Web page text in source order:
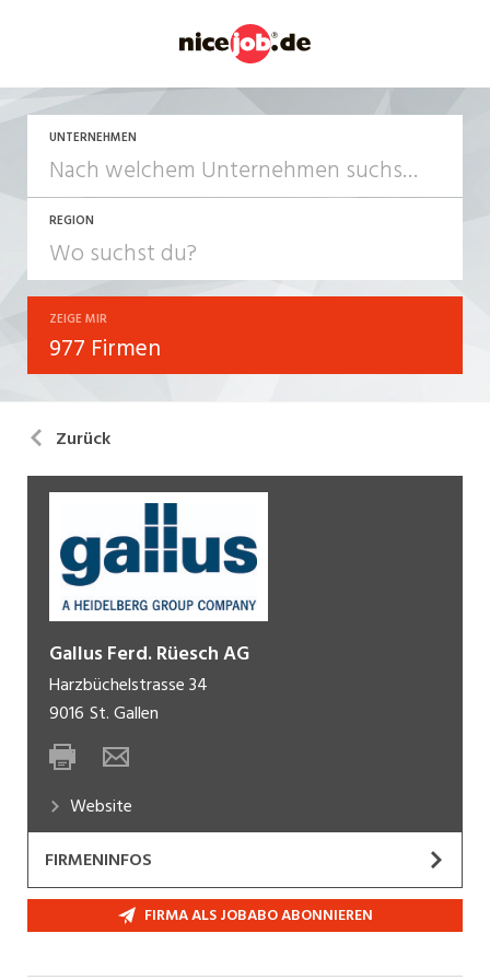
UNTERNEHMEN
REGION
ZEIGE MIR
977 Firmen
Zurück
Gallus Ferd. Rüesch AG
Harzbüchelstrasse 34
9016 St. Gallen
Website
FIRMENINFOS
Mit Produktionsstätten in der Schweiz und in
Deutschland ist die Gallus-Gruppe ein weltweit
FIRMA ALS JOBABO ABONNIEREN